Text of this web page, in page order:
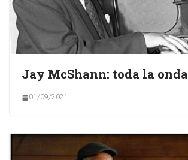
Jay McShann: toda la onda
01/09/2021